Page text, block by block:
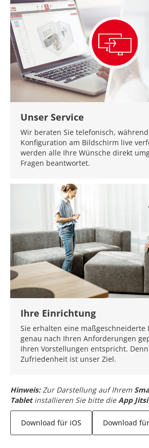
Unser Service
Wir beraten Sie telefonisch,
Konfiguration am Bildschirm live
werden alle Ihre Wünsche direkt
Fragen beantwortet.
Ihre Einrichtung
Sie erhalten eine maßgeschneiderte
genau nach Ihren Anforderungen
Ihren Vorstellungen entspricht.
Zufriedenheit ist unser Ziel.
Hinweis: Zur Darstellung auf Ihrem
Tabletinstallieren Sie bitte dieApp
Download für iOS Download